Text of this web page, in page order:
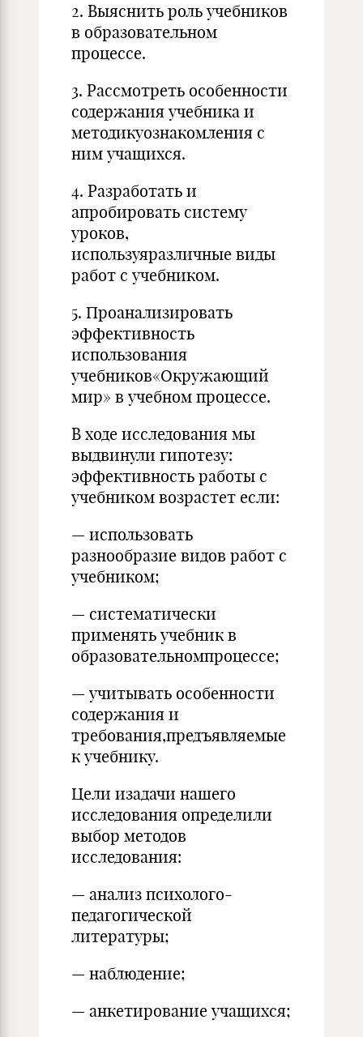
2. Выяснить роль учебников
в образовательном
процессе.
3. Рассмотреть особенности
содержания учебника и
методикуознакомления с
ним учащихся.
4. Разработать и
апробировать систему
уроков,
используяразличные виды
работ с учебником.
5. Проанализировать
эффективность
использования
учебников«Окружающий
мир» в учебном процессе.
В ходе исследования мы
выдвинули гипотезу:
эффективность работы с
учебником возрастет если:
— использовать
разнообразие видов работ с
учебником;
— систематически
применять учебник в
образовательномпроцессе;
— учитывать особенности
содержания и
требования,предъявляемые
к учебнику.
Цели изадачи нашего
исследования определили
выбор методов
исследования:
— анализ психолого-
педагогической
литературы;
— наблюдение;
— анкетирование учащихся;